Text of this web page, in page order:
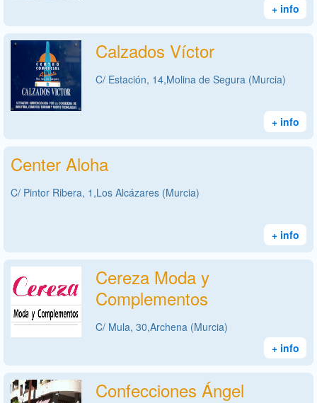
+ info
Calzados Víctor
C/ Estación, 14,Molina de Segura (Murcia)
+ info
Center Aloha
C/ Pintor Ribera, 1,Los Alcázares (Murcia)
+ info
Cereza Moda y
Complementos
C/ Mula, 30,Archena (Murcia)
+ info
Confecciones Ángel